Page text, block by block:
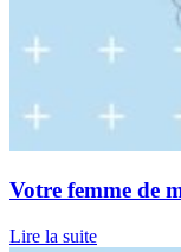
Votre femme de
Lire la suite